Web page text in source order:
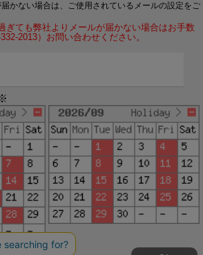
かない場合は、ご使用されているメールの設定をご
ぎても弊社よりメールが届かない場合はお手数
2013）お問い合わせください。
です。